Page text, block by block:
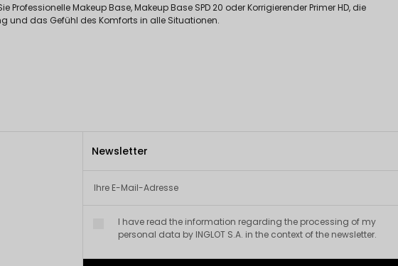
Makeup Base, Makeup Base SPD 20 oder Korrigierender Primer HD, die
und das Gefühl des Komforts in alle Situationen.
Newsletter
I have read the information regarding the processing of my
personal data by INGLOT S.A. in the context of the newsletter.